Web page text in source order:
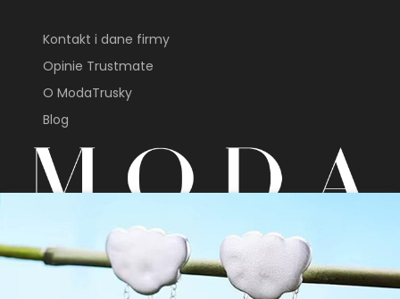
Kontakt i dane firmy
Opinie Trustmate
O ModaTrusky
Blog